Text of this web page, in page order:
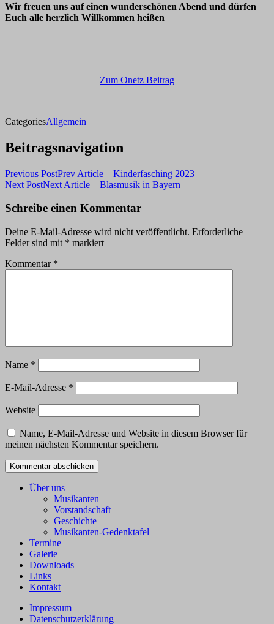
Wir freuen uns auf einen wunderschönen Abend und dürfen
Euch alle herzlich Willkommen heißen
Zum Onetz Beitrag
CategoriesAllgemein
Beitragsnavigation
Previous PostPrev Article – Kinderfasching 2023 –
Next PostNext Article – Blasmusik in Bayern –
Schreibe einen Kommentar
Deine E-Mail-Adresse wird nicht veröffentlicht. Erforderliche
Felder sind mit * markiert
Kommentar *
Name *
E-Mail-Adresse *
Website
Name, E-Mail-Adresse und Website in diesem Browser für
meinen nächsten Kommentar speichern.
Über uns
Musikanten
Vorstandschaft
Geschichte
Musikanten-Gedenktafel
Termine
Galerie
Downloads
Links
Kontakt
Impressum
Datenschutzerklärung